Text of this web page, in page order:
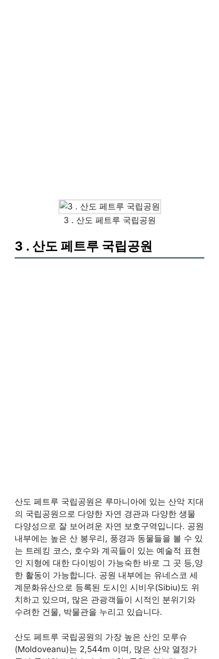
3 . 산도 페트루 국립공원
3 . 산도 페트루 국립공원
산도 페트루 국립공원은 루마니아에 있는 산악 지대
의 국립공원으로 다양한 자연 경관과 다양한 생물
다양성으로 잘 보어려운 자연 보호구역입니다. 공원
내부에는 높은 산 봉우리, 풍경과 동물들을 볼 수 있
는 트레킹 코스, 호수와 계곡들이 있는 예술적 표현
인 지형에 대한 다이빙이 가능숙한 바로 그 곳 등,양
한 활동이 가능합니다. 공원 내부에는 유네스코 세
계문화유산으로 등록된 도시인 시비우(Sibiu)도 위
치하고 있으며, 많은 관광객들이 시적인 분위기와
수려한 건물, 박물관을 누리고 있습니다.
산도 페트루 국립공원의 가장 높은 산인 모루슈
(Moldoveanu)는 2,544m 이며, 많은 산악 열정가